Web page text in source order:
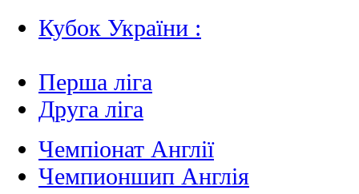
Кубок України :
Перша ліга
Друга ліга
Чемпіонат Англії
Чемпионшип Англія